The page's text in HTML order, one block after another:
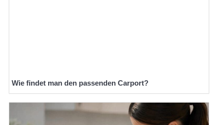
Wie findet man den passenden Carport?